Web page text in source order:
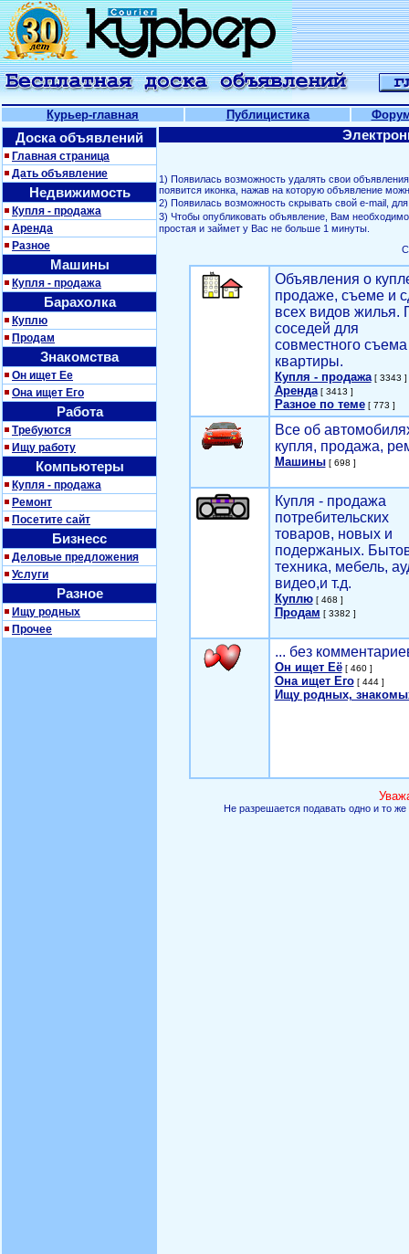
Курьер-главная Публицистика
Доска объявлений
Главная страница
Дать объявление
Недвижимость
Купля - продажа
Аренда
Разное
Машины
Купля - продажа
Барахолка
Куплю
Продам
Знакомства
Он ищет Ее
Она ищет Его
Работа
Требуются
Ищу работу
Компьютеры
Купля - продажа
Ремонт
Посетите сайт
Бизнесс
Деловые предложения
Услуги
Разное
Ищу родных
Прочее
1) Появилась возможность удалять свои
появится иконка, нажав на которую объявление
2) Появилась возможность скрывать свой е-mail,
3) Чтобы опубликовать объявление, Вам
простая и займет у Вас не больше 1 минуты.
Объявления о
продаже, съеме и
всех видов жилья.
соседей для
совместного съема
квартиры.
Купля - продажа[ 3343 ]
Аренда[ 3413 ]
Разное по теме[ 773 ]
Все об
купля, продажа,
Машины[ 698 ]
Купля - продажа
потребительских
товаров, новых и
подержаных.
техника, мебель,
видео,и т.д.
Куплю[ 468 ]
Продам [ 3382 ]
... без
Он ищет Её[ 460 ]
Она ищет Его[ 444 ]
Ищу родных,
Не разрешается подавать одно и то